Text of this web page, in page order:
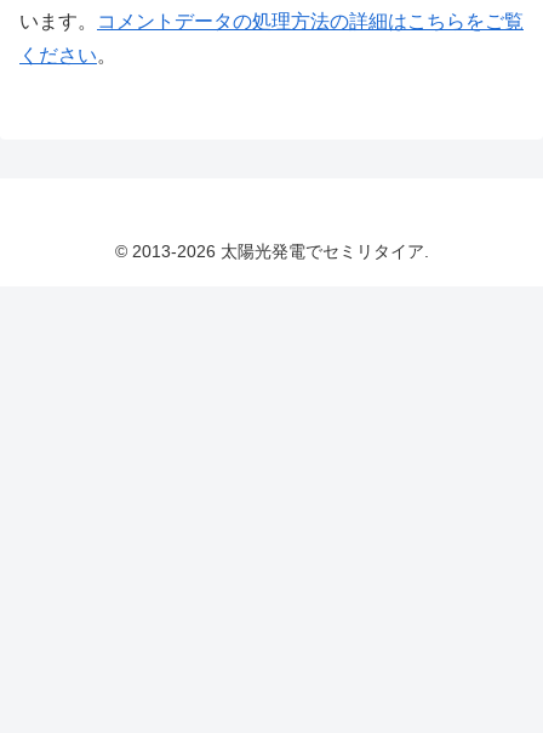
います。
コメントデータの処理方法の詳細はこちらをご覧
ください。
© 2013-2026 太陽光発電でセミリタイア.